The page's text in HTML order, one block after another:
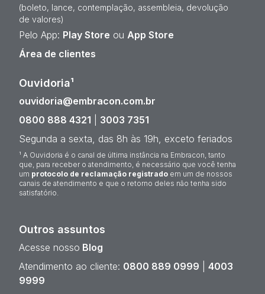
(boleto, lance, contemplação, assembleia, devolução
de valores)
Pelo App: Play Store ou App Store
Área de clientes
Ouvidoria¹
ouvidoria@embracon.com.br
0800 888 4321
3003 7351
Segunda a sexta, das 8h às 19h, exceto feriados
¹ A Ouvidoria é o canal de última instância na Embracon, tanto
que, para receber o atendimento, é necessário que você tenha
um protocolo de reclamação registrado em um de nossos
canais de atendimento e que o retorno deles não tenha sido
satisfatório.
Outros assuntos
Acesse nosso Blog
Atendimento ao cliente: 0800 889 0999
4003
9999